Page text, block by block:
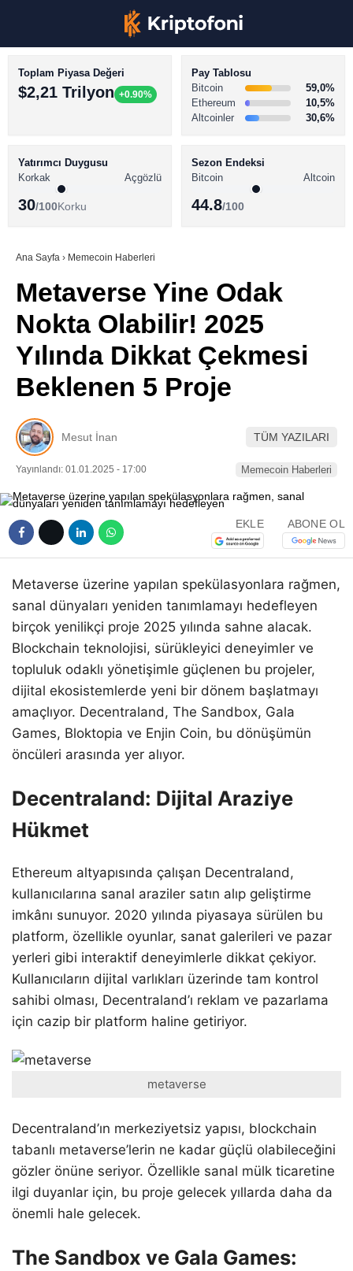
Youtube
TikTok
BİTCOİN HABERLERİ
ALTCOİN HABERLERİ
SÖZLÜK
Toplam Piyasa Değeri
$2,21 Trilyon +0.90%
Pay Tablosu
Bitcoin
59,0%
Ethereum
10,5%
Altcoinler
30,6%
Yatırımcı Duygusu
Korkak
Açgözlü
30/100Korku
Sezon Endeksi
Bitcoin
Altcoin
44.8/100
Ana Sayfa › Memecoin Haberleri
Metaverse Yine Odak
Nokta Olabilir! 2025
Yılında Dikkat Çekmesi
Beklenen 5 Proje
Mesut İnan TÜM YAZILARI
Yayınlandı: 01.01.2025 - 17:00 Memecoin Haberleri
EKLE ABONE OL
Metaverse üzerine yapılan spekülasyonlara rağmen,
sanal dünyaları yeniden tanımlamayı hedefleyen
birçok yenilikçi proje 2025 yılında sahne alacak.
Blockchain teknolojisi, sürükleyici deneyimler ve
topluluk odaklı yönetişimle güçlenen bu projeler,
dijital ekosistemlerde yeni bir dönem başlatmayı
amaçlıyor. Decentraland, The Sandbox, Gala
Games, Bloktopia ve Enjin Coin, bu dönüşümün
öncüleri arasında yer alıyor.
Decentraland: Dijital Araziye
Hükmet
Ethereum altyapısında çalışan Decentraland,
kullanıcılarına sanal araziler satın alıp geliştirme
imkânı sunuyor. 2020 yılında piyasaya sürülen bu
platform, özellikle oyunlar, sanat galerileri ve pazar
yerleri gibi interaktif deneyimlerle dikkat çekiyor.
Kullanıcıların dijital varlıkları üzerinde tam kontrol
sahibi olması, Decentraland’ı reklam ve pazarlama
için cazip bir platform haline getiriyor.
metaverse
Decentraland’ın merkeziyetsiz yapısı, blockchain
tabanlı metaverse’lerin ne kadar güçlü olabileceğini
gözler önüne seriyor. Özellikle sanal mülk ticaretine
ilgi duyanlar için, bu proje gelecek yıllarda daha da
önemli hale gelecek.
The Sandbox ve Gala Games: